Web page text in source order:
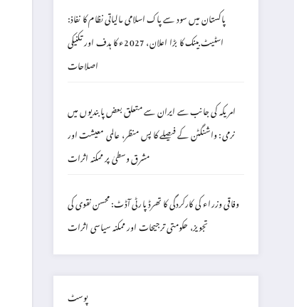
پاکستان میں سود سے پاک اسلامی مالیاتی نظام کا نفاذ:
اسٹیٹ بینک کا بڑا اعلان، 2027ء کا ہدف اور تکنیکی
اصلاحات
امریکہ کی جانب سے ایران سے متعلق بعض پابندیوں میں
نرمی: واشنگٹن کے فیصلے کا پس منظر، عالمی معیشت اور
مشرق وسطیٰ پر ممکنہ اثرات
وفاقی وزراء کی کارکردگی کا تھرڈ پارٹی آڈٹ: محسن نقوی کی
تجویز، حکومتی ترجیحات اور ممکنہ سیاسی اثرات
پوسٹ